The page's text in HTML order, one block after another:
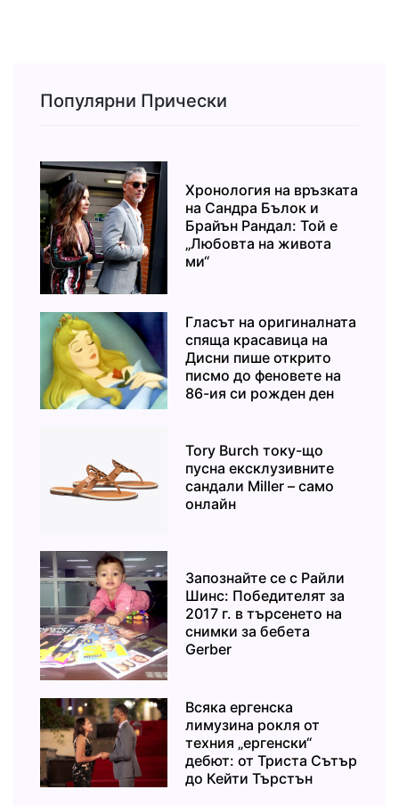
Популярни Прически
Хронология на връзката
на Сандра Бълок и
Брайън Рандал: Той е
„Любовта на живота
ми“
Гласът на оригиналната
спяща красавица на
Дисни пише открито
писмо до феновете на
86-ия си рожден ден
Tory Burch току-що
пусна ексклузивните
сандали Miller – само
онлайн
Запознайте се с Райли
Шинс: Победителят за
2017 г. в търсенето на
снимки за бебета
Gerber
Всяка ергенска
лимузина рокля от
техния „ергенски“
дебют: от Триста Сътър
до Кейти Търстън